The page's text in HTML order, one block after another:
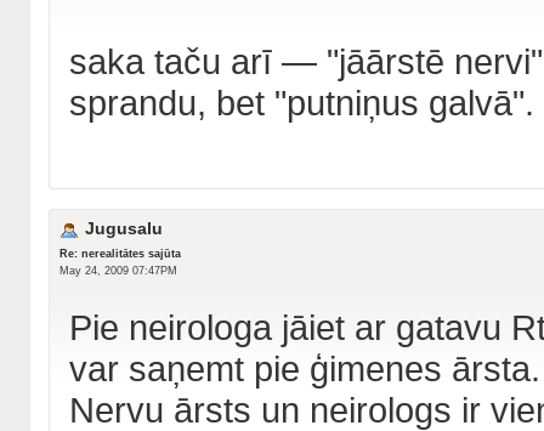
saka taču arī — "jāārstē
sprandu, bet "putniņus galvā".
Jugusalu
Re: nerealitātes sajūta
May 24, 2009 07:47PM
Pie neirologa jāiet ar gatavu
var saņemt pie ģimenes
Nervu ārsts un neirologs ir